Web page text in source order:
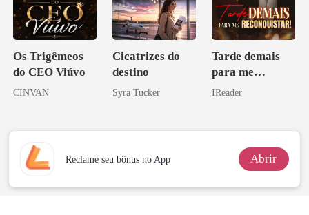
Os Trigêmeos
do CEO Viúvo
CINVAN
Cicatrizes do
destino
Syra Tucker
Tarde demais
para me
reconquistar!
IReader
Reclame seu bônus no App Abrir